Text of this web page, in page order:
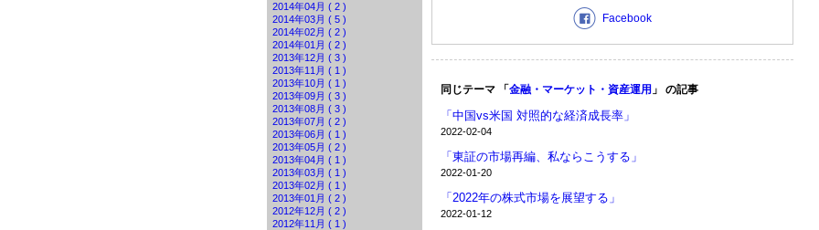
2014年04月 ( 2 )
2014年03月 ( 5 )
2014年02月 ( 2 )
2014年01月 ( 2 )
2013年12月 ( 3 )
2013年11月 ( 1 )
2013年10月 ( 1 )
2013年09月 ( 3 )
2013年08月 ( 3 )
2013年07月 ( 2 )
2013年06月 ( 1 )
2013年05月 ( 2 )
2013年04月 ( 1 )
2013年03月 ( 1 )
2013年02月 ( 1 )
2013年01月 ( 2 )
2012年12月 ( 2 )
2012年11月 ( 1 )
Facebook
同じテーマ 「 金融・マーケット・資産運用 」 の記事
「中国vs米国 対照的な経済成長率」
2022-02-04
「東証の市場再編、私ならこうする」
2022-01-20
「2022年の株式市場を展望する」
2022-01-12